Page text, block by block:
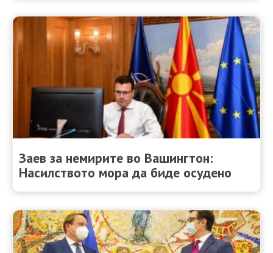
Заев за немирите во Вашингтон:
Насилството мора да биде осуденo